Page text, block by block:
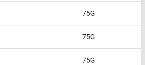
75G
75G
75G